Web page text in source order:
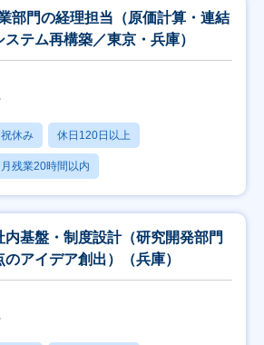
部門の経理担当（原価計算・連結
テム再構築／東京・兵庫）
休み 休日120日以上
月残業20時間以内
内基盤・制度設計（研究開発部門
アイデア創出）（兵庫）